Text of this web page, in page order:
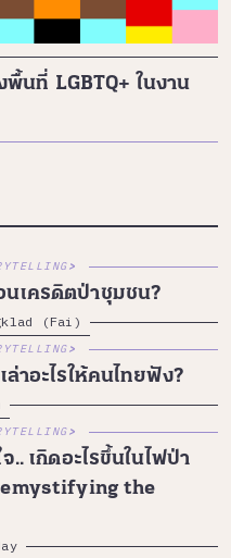
นที่ LGBTQ+ ในงาน
นเครดิตป่าชุมชน?
(Fai)
ล่าอะไรให้คนไทยฟัง?
.. เกิดอะไรขึ้นในไฟป่า
the